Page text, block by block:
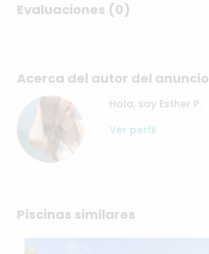
Evaluaciones (0)
Acerca del autor del anuncio
Hola, soy Esther P.
Ver perfil
Piscinas similares